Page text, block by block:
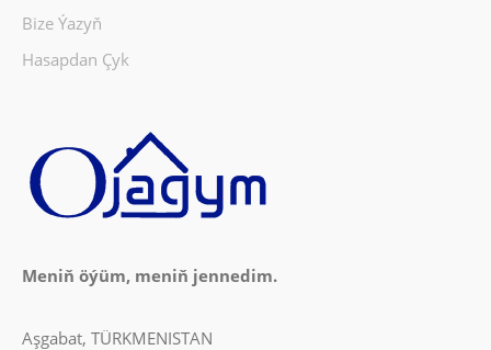
Bize Ýazyň
Hasapdan Çyk
Meniň öýüm, meniň jennedim.
Aşgabat, TÜRKMENISTAN